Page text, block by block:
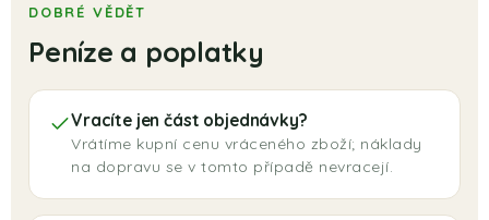
DOBRÉ VĚDĚT
Peníze a poplatky
Vracíte jen část objednávky?
Vrátíme kupní cenu vráceného zboží; náklady
na dopravu se v tomto případě nevracejí.